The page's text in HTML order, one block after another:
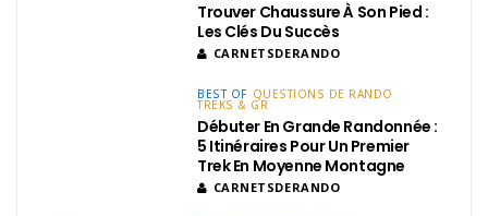
Trouver Chaussure À Son Pied :
Les Clés Du Succès
CARNETSDERANDO
BEST OF QUESTIONS DE RANDO
TREKS & GR
Débuter En Grande Randonnée :
5 Itinéraires Pour Un Premier
Trek En Moyenne Montagne
CARNETSDERANDO